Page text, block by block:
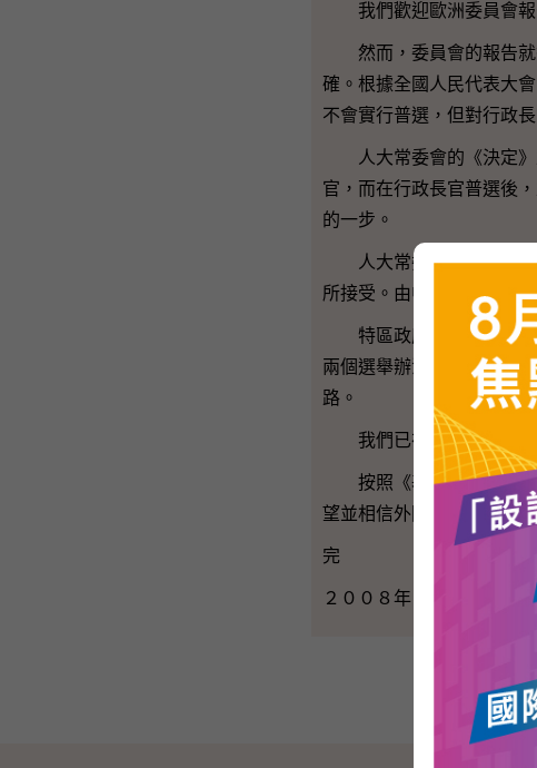
我們歡迎歐洲委員會報
然而，委員會的報告就
確。根據全國人民代表大
不會實行普選，但對行政
人大常委會的《決定》
官，而在行政長官普選後
的一步。
人大常委會的《決定》
所接受。由中文大學在一
特區政府致力按照《基
兩個選舉辦法進一步民主
路。
我們已在策略發展委員
按照《基本法》實行普
望並相信外國政府會繼續
完
２００８年３月６日（星